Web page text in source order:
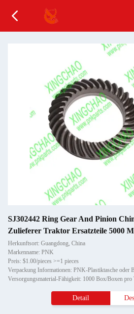
SJ302442 Ring Gear And Pinion
Zulieferer Traktor Ersatzteile 5000
Herkunftsort: Guangdong, China
Markenname: PNK
Preis: $1.00/pieces >=1 pieces
Verpackung Informationen: PNK-Plastiktasche oder
Versorgungsmaterial-Fähigkeit: 1000 Box/Boxen pro
Detail